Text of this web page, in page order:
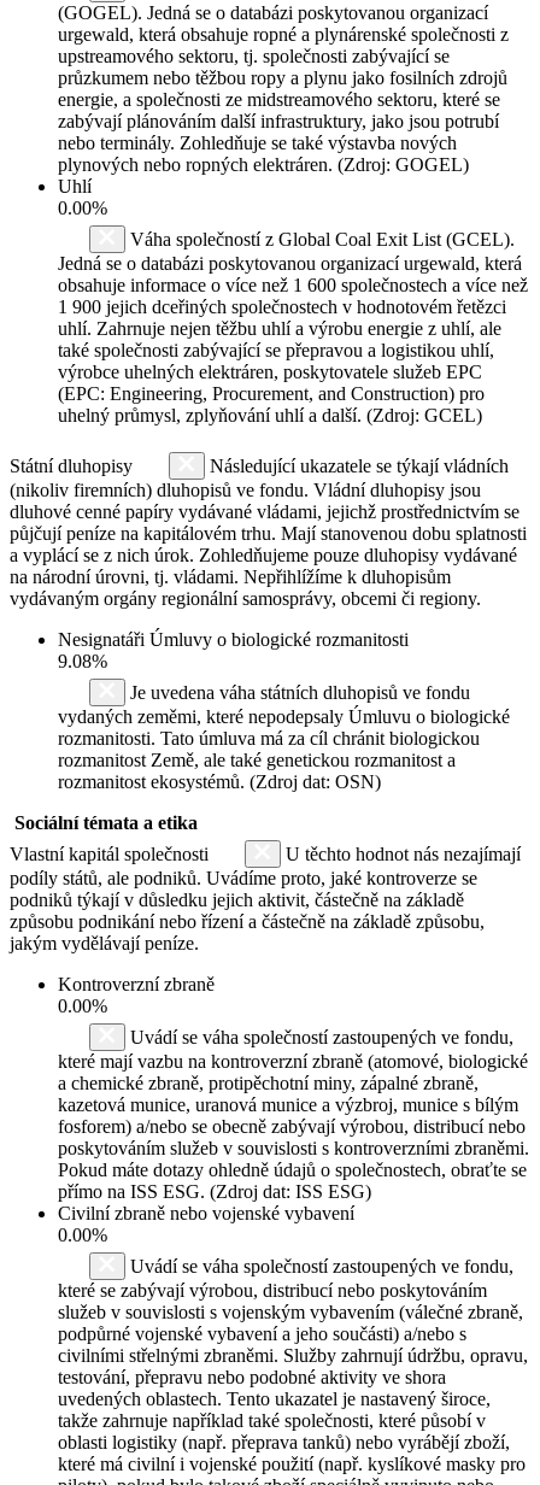
(GOGEL). Jedná se o databázi poskytovanou organizací
urgewald, která obsahuje ropné a plynárenské společnosti z
upstreamového sektoru, tj. společnosti zabývající se
průzkumem nebo těžbou ropy a plynu jako fosilních zdrojů
energie, a společnosti ze midstreamového sektoru, které se
zabývají plánováním další infrastruktury, jako jsou potrubí
nebo terminály. Zohledňuje se také výstavba nových
plynových nebo ropných elektráren. (Zdroj: GOGEL)
Uhlí
0.00%
Váha společností z Global Coal Exit List (GCEL).
Jedná se o databázi poskytovanou organizací urgewald, která
obsahuje informace o více než 1 600 společnostech a více než
1 900 jejich dceřiných společnostech v hodnotovém řetězci
uhlí. Zahrnuje nejen těžbu uhlí a výrobu energie z uhlí, ale
také společnosti zabývající se přepravou a logistikou uhlí,
výrobce uhelných elektráren, poskytovatele služeb EPC
(EPC: Engineering, Procurement, and Construction) pro
uhelný průmysl, zplyňování uhlí a další. (Zdroj: GCEL)
Státní dluhopisy
Následující ukazatele se týkají vládních
(nikoliv firemních) dluhopisů ve fondu. Vládní dluhopisy jsou
dluhové cenné papíry vydávané vládami, jejichž prostřednictvím se
půjčují peníze na kapitálovém trhu. Mají stanovenou dobu splatnosti
a vyplácí se z nich úrok. Zohledňujeme pouze dluhopisy vydávané
na národní úrovni, tj. vládami. Nepřihlížíme k dluhopisům
vydávaným orgány regionální samosprávy, obcemi či regiony.
Nesignatáři Úmluvy o biologické rozmanitosti
9.08%
Je uvedena váha státních dluhopisů ve fondu
vydaných zeměmi, které nepodepsaly Úmluvu o biologické
rozmanitosti. Tato úmluva má za cíl chránit biologickou
rozmanitost Země, ale také genetickou rozmanitost a
rozmanitost ekosystémů. (Zdroj dat: OSN)
Sociální témata a etika
Vlastní kapitál společnosti
U těchto hodnot nás nezajímají
podíly států, ale podniků. Uvádíme proto, jaké kontroverze se
podniků týkají v důsledku jejich aktivit, částečně na základě
způsobu podnikání nebo řízení a částečně na základě způsobu,
jakým vydělávají peníze.
Kontroverzní zbraně
0.00%
Uvádí se váha společností zastoupených ve fondu,
které mají vazbu na kontroverzní zbraně (atomové, biologické
a chemické zbraně, protipěchotní miny, zápalné zbraně,
kazetová munice, uranová munice a výzbroj, munice s bílým
fosforem) a/nebo se obecně zabývají výrobou, distribucí nebo
poskytováním služeb v souvislosti s kontroverzními zbraněmi.
Pokud máte dotazy ohledně údajů o společnostech, obraťte se
přímo na ISS ESG. (Zdroj dat: ISS ESG)
Civilní zbraně nebo vojenské vybavení
0.00%
Uvádí se váha společností zastoupených ve fondu,
které se zabývají výrobou, distribucí nebo poskytováním
služeb v souvislosti s vojenským vybavením (válečné zbraně,
podpůrné vojenské vybavení a jeho součásti) a/nebo s
civilními střelnými zbraněmi. Služby zahrnují údržbu, opravu,
testování, přepravu nebo podobné aktivity ve shora
uvedených oblastech. Tento ukazatel je nastavený široce,
takže zahrnuje například také společnosti, které působí v
oblasti logistiky (např. přeprava tanků) nebo vyrábějí zboží,
které má civilní i vojenské použití (např. kyslíkové masky pro